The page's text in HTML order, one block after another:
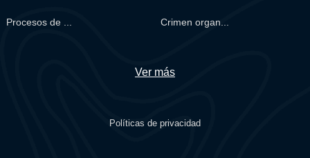
Procesos de ... Crimen organ...
Ver más
Políticas de privacidad